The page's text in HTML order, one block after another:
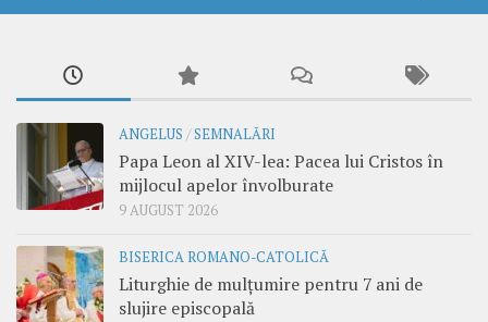
ANGELUS /SEMNALĂRI
Papa Leon al XIV-lea: Pacea lui Cristos în
mijlocul apelor învolburate
9 AUGUST 2026
BISERICA ROMANO-CATOLICĂ
Liturghie de mulțumire pentru 7 ani de
slujire episcopală